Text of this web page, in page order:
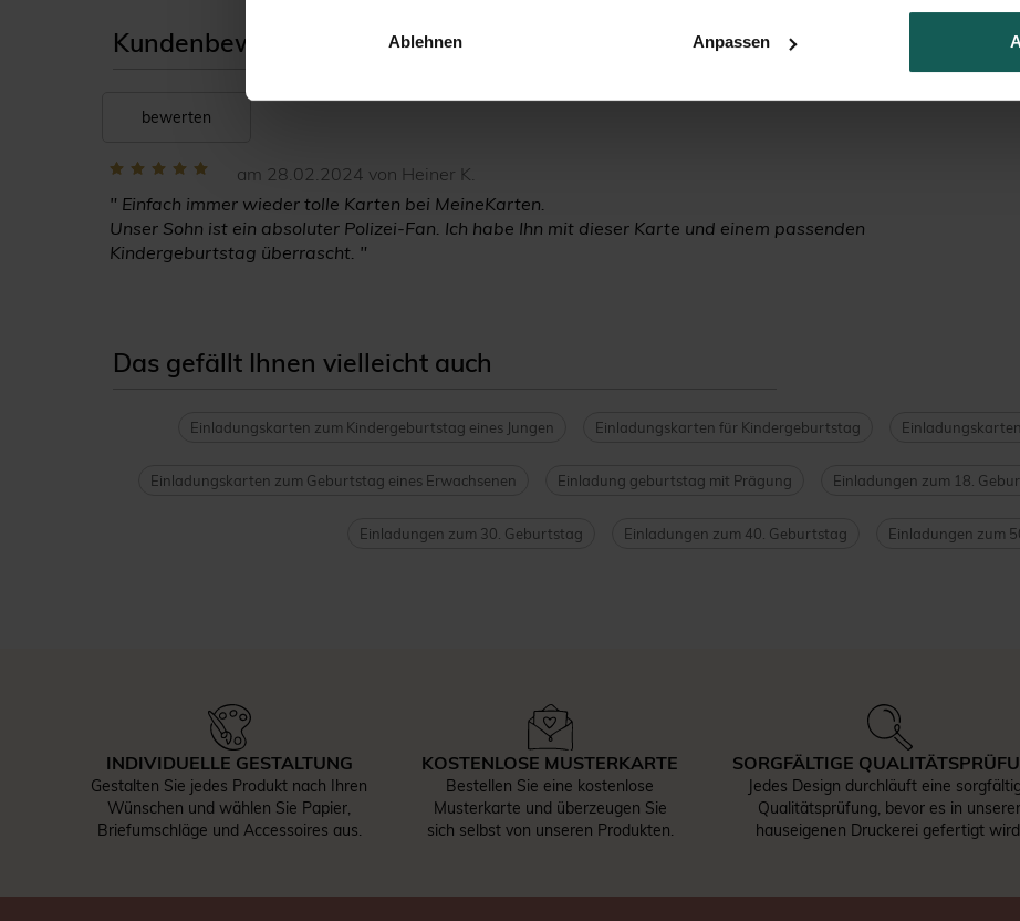
Ablehnen Anpassen
Kundenbewertungen unserer geburtstagseinladung polizeiauto
bewerten
am 28.02.2024 von Heiner K.
" Einfach immer wieder tolle Karten bei MeineKarten.
Unser Sohn ist ein absoluter Polizei-Fan. Ich habe Ihn mit dieser Karte und einem passenden
Kindergeburtstag überrascht. "
Das gefällt Ihnen vielleicht auch
Einladungskarten zum Kindergeburtstag eines Jungen Einladungskarten für Kindergeburtstag
Einladungskarten zum Geburtstag eines Erwachsenen Einladung geburtstag mit Prägung Einladungen zum 18.
Einladungen zum 30. Geburtstag Einladungen zum 40. Geburtstag Einladungen zum
INDIVIDUELLE GESTALTUNG
Gestalten Sie jedes Produkt nach Ihren
Wünschen und wählen Sie Papier,
Briefumschläge und Accessoires aus.
KOSTENLOSE MUSTERKARTE
Bestellen Sie eine kostenlose
Musterkarte und überzeugen Sie
sich selbst von unseren Produkten.
SORGFÄLTIGE
Jedes Design durchläuft eine
Qualitätsprüfung, bevor es in unserer
hauseigenen Druckerei gefertigt wird.